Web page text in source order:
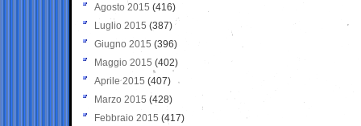
Agosto 2015 (416)
Luglio 2015 (387)
Giugno 2015 (396)
Maggio 2015 (402)
Aprile 2015 (407)
Marzo 2015 (428)
Febbraio 2015 (417)